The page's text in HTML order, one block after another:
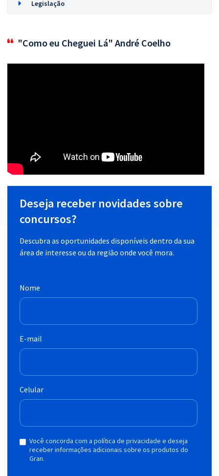
Legislação
"Como eu Cheguei Lá" André Coelho
Deseja receber novidades sobre
concursos?
Descubra as oportunidades disponíveis dentro da sua
área de interesse ou da região onde você mora.
Nome
E-mail
Celular
Você concorda com a política de privacidade e deseja
receber informações adicionais sobre os produtos do
Gran.